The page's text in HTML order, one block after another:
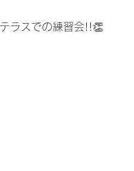
ラスでの練習会!!👏